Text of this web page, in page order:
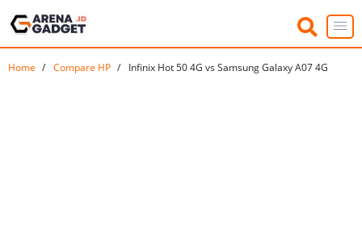
Home Compare HP Infinix Hot 50 4G vs Samsung Galaxy A07 4G